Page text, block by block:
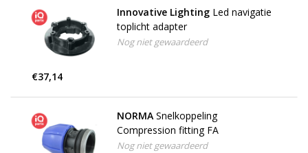
Innovative Lighting Led navigatie
toplicht adapter
Nog niet gewaardeerd
€37,14
NORMA Snelkoppeling
Compression fitting FA
Nog niet gewaardeerd